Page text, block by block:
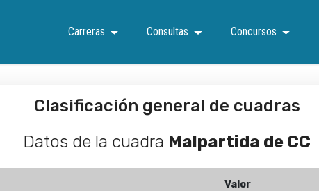
Carreras Consultas Concursos
Clasificación general de cuadras
Datos de la cuadra Malpartida de CC
Valor